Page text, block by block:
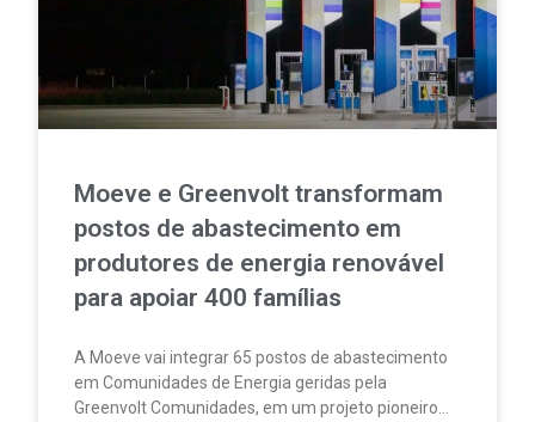
Moeve e Greenvolt transformam
postos de abastecimento em
produtores de energia renovável
para apoiar 400 famílias
A Moeve vai integrar 65 postos de abastecimento
em Comunidades de Energia geridas pela
Greenvolt Comunidades, em um projeto pioneiro